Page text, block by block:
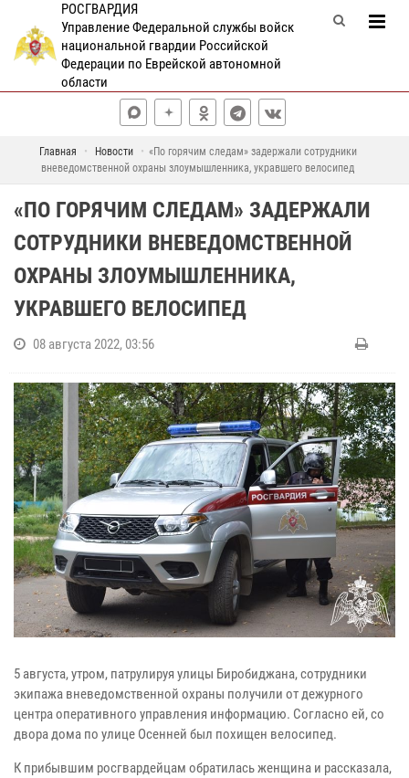
РОСГВАРДИЯ
Управление Федеральной службы войск
национальной гвардии Российской
Федерации по Еврейской автономной
области
Главная Новости
«По горячим следам» задержали сотрудники
вневедомственной охраны злоумышленника, укравшего велосипед
«ПО ГОРЯЧИМ СЛЕДАМ» ЗАДЕРЖАЛИ
СОТРУДНИКИ ВНЕВЕДОМСТВЕННОЙ
ОХРАНЫ ЗЛОУМЫШЛЕННИКА,
УКРАВШЕГО ВЕЛОСИПЕД
08 августа 2022, 03:56
5 августа, утром, патрулируя улицы Биробиджана, сотрудники
экипажа вневедомственной охраны получили от дежурного
центра оперативного управления информацию. Согласно ей, со
двора дома по улице Осенней был похищен велосипед.
К прибывшим росгвардейцам обратилась женщина и рассказала,